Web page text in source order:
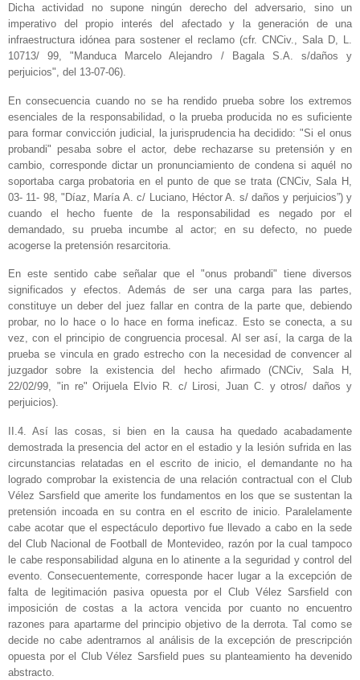
Dicha actividad no supone ningún derecho del adversario, sino un
imperativo del propio interés del afectado y la generación de una
infraestructura idónea para sostener el reclamo (cfr. CNCiv., Sala D, L.
10713/ 99, "Manduca Marcelo Alejandro / Bagala S.A. s/daños y
perjuicios", del 13-07-06).
En consecuencia cuando no se ha rendido prueba sobre los extremos
esenciales de la responsabilidad, o la prueba producida no es suficiente
para formar convicción judicial, la jurisprudencia ha decidido: "Si el onus
probandi" pesaba sobre el actor, debe rechazarse su pretensión y en
cambio, corresponde dictar un pronunciamiento de condena si aquél no
soportaba carga probatoria en el punto de que se trata (CNCiv, Sala H,
03- 11- 98, "Díaz, María A. c/ Luciano, Héctor A. s/ daños y perjuicios”) y
cuando el hecho fuente de la responsabilidad es negado por el
demandado, su prueba incumbe al actor; en su defecto, no puede
acogerse la pretensión resarcitoria.
En este sentido cabe señalar que el "onus probandi" tiene diversos
significados y efectos. Además de ser una carga para las partes,
constituye un deber del juez fallar en contra de la parte que, debiendo
probar, no lo hace o lo hace en forma ineficaz. Esto se conecta, a su
vez, con el principio de congruencia procesal. Al ser así, la carga de la
prueba se vincula en grado estrecho con la necesidad de convencer al
juzgador sobre la existencia del hecho afirmado (CNCiv, Sala H,
22/02/99, "in re" Orijuela Elvio R. c/ Lirosi, Juan C. y otros/ daños y
perjuicios).
II.4. Así las cosas, si bien en la causa ha quedado acabadamente
demostrada la presencia del actor en el estadio y la lesión sufrida en las
circunstancias relatadas en el escrito de inicio, el demandante no ha
logrado comprobar la existencia de una relación contractual con el Club
Vélez Sarsfield que amerite los fundamentos en los que se sustentan la
pretensión incoada en su contra en el escrito de inicio. Paralelamente
cabe acotar que el espectáculo deportivo fue llevado a cabo en la sede
del Club Nacional de Football de Montevideo, razón por la cual tampoco
le cabe responsabilidad alguna en lo atinente a la seguridad y control del
evento. Consecuentemente, corresponde hacer lugar a la excepción de
falta de legitimación pasiva opuesta por el Club Vélez Sarsfield con
imposición de costas a la actora vencida por cuanto no encuentro
razones para apartarme del principio objetivo de la derrota. Tal como se
decide no cabe adentrarnos al análisis de la excepción de prescripción
opuesta por el Club Vélez Sarsfield pues su planteamiento ha devenido
abstracto.